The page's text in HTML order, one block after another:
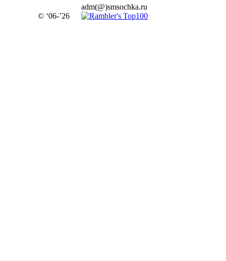
© ‘06-’26
adm(@)smsochka.ru